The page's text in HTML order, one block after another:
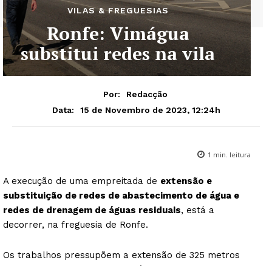
VILAS & FREGUESIAS
Ronfe: Vimágua
substitui redes na vila
Por:
Redacção
Data:
15 de Novembro de 2023, 12:24h
1 min. leitura
A execução de uma empreitada de extensão e
substituição de redes de abastecimento de água e
redes de drenagem de águas residuais, está a
decorrer, na freguesia de Ronfe.
Os trabalhos pressupõem a extensão de 325 metros